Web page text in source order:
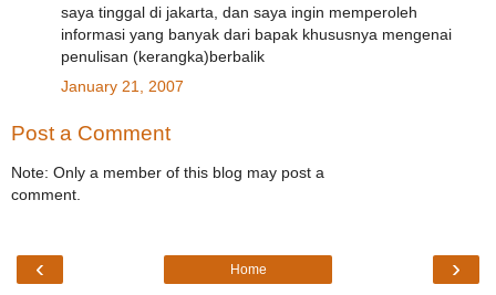
saya tinggal di jakarta, dan saya ingin memperoleh
informasi yang banyak dari bapak khususnya mengenai
penulisan (kerangka)berbalik
January 21, 2007
Post a Comment
Note: Only a member of this blog may post a
comment.
‹ ›
Home